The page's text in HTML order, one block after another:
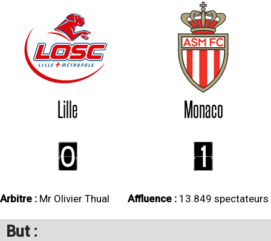
Lille Monaco
0 1
Arbitre : Mr Olivier Thual Affluence : 13.849 spectateurs
But :